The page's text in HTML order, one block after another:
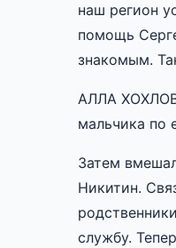
наш регион
помощь
знакомым.
АЛЛА
мальчика по
Затем
Никитин.
службу.